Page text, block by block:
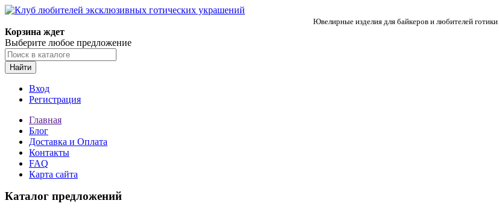
Ювелирные изделия для байкеров и любителей готики
Корзина ждет
Выберите любое предложение
Найти
Вход
Регистрация
Главная
Блог
Доставка и Оплата
Контакты
FAQ
Карта сайта
Каталог предложений